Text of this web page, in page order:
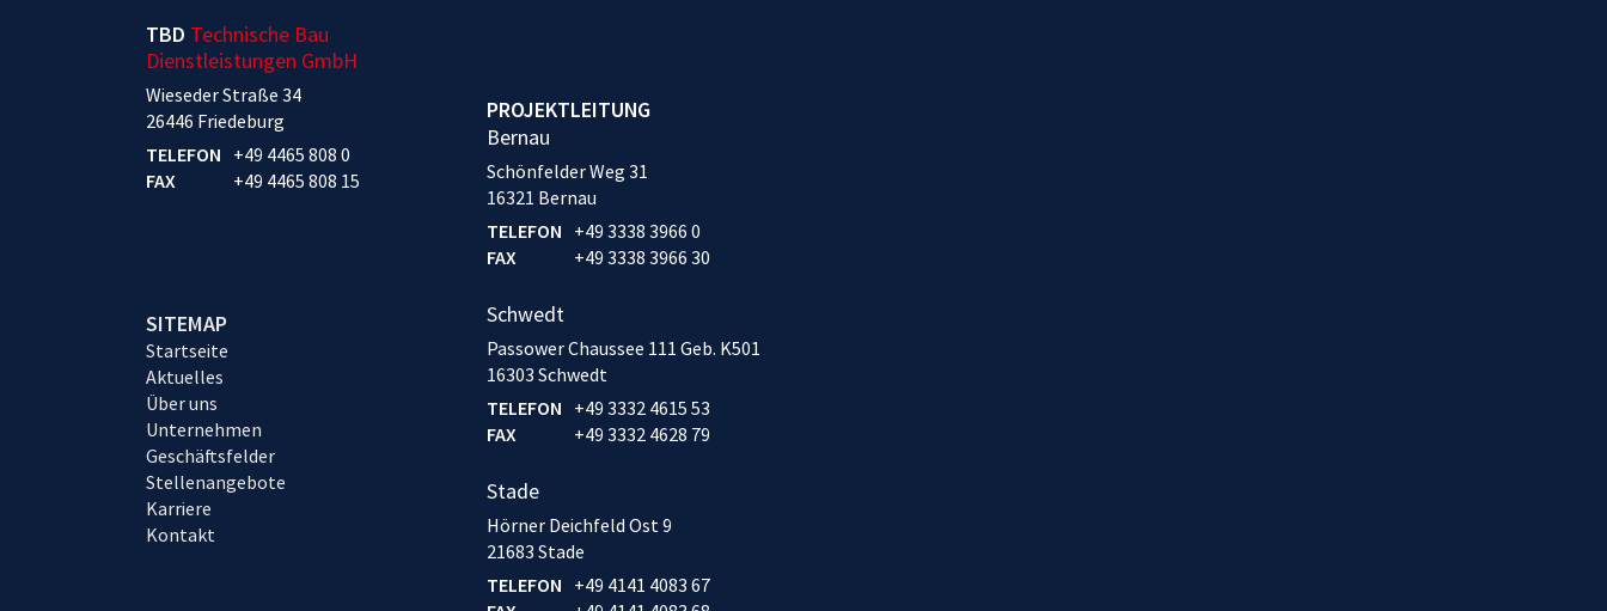
TBD Technische Bau
Dienstleistungen GmbH
Wieseder Straße 34
26446 Friedeburg
TELEFON +49 4465 808 0
FAX
+49 4465 808 15
SITEMAP
Startseite
Aktuelles
Über uns
Unternehmen
Geschäftsfelder
Stellenangebote
Karriere
Kontakt
PROJEKTLEITUNG
Bernau
Schönfelder Weg 31
16321 Bernau
TELEFON +49 3338 3966 0
FAX
+49 3338 3966 30
Schwedt
Passower Chaussee 111 Geb. K501
16303 Schwedt
TELEFON +49 3332 4615 53
FAX
+49 3332 4628 79
Stade
Hörner Deichfeld Ost 9
21683 Stade
TELEFON +49 4141 4083 67